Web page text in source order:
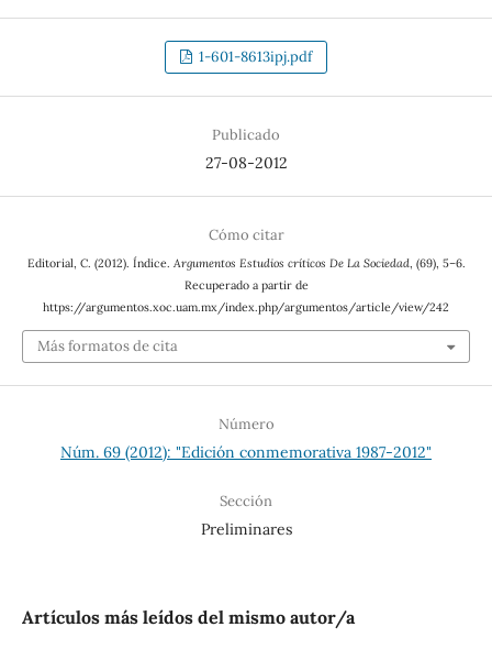
1-601-8613ipj.pdf
Publicado
27-08-2012
Cómo citar
Editorial, C. (2012). Índice. Argumentos Estudios críticos De La Sociedad, (69), 5–6.
Recuperado a partir de
https://argumentos.xoc.uam.mx/index.php/argumentos/article/view/242
Más formatos de cita
Número
Núm. 69 (2012): "Edición conmemorativa 1987-2012"
Sección
Preliminares
Artículos más leídos del mismo autor/a